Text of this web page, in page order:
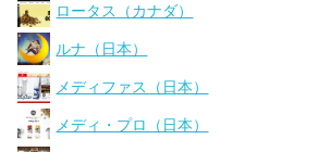
ロータス（カナダ）
ルナ（日本）
メディファス（日本）
メディ・プロ（日本）